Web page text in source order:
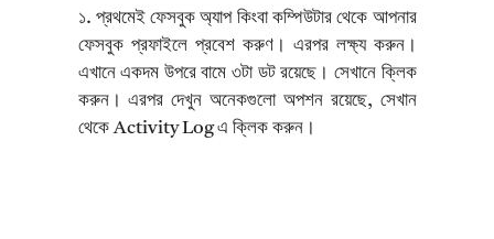
১. প্রথমেই ফেসবুক অ্যাপ কিংবা কম্পিউটার থেকে আপনার
ফেসবুক প্রফাইলে প্রবেশ করুণ। এরপর লক্ষ্য করুন।
এখানে একদম উপরে বামে ৩টা ডট রয়েছে। সেখানে ক্লিক
করুন। এরপর দেখুন অনেকগুলো অপশন রয়েছে, সেখান
থেকে Activity Log এ ক্লিক করুন।